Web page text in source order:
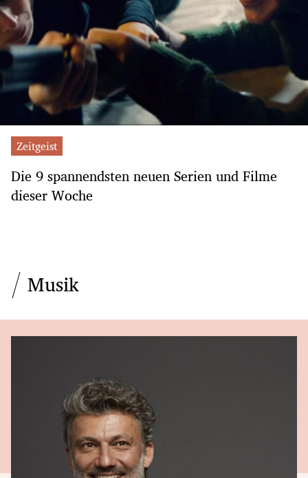
Zeitgeist
Die 9 spannendsten neuen Serien und Filme
dieser Woche
Musik